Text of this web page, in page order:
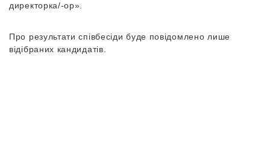
директорка/-ор».
Про результати співбесіди буде повідомлено лише
відібраних кандидатів.